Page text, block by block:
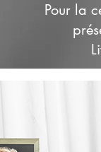
Pour la